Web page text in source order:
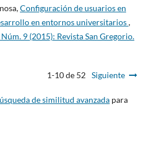
Configuración de usuarios en
en entornos universitarios,
9 (2015): Revista San Gregorio.
1-10 de 52 Siguiente
de similitud avanzadapara